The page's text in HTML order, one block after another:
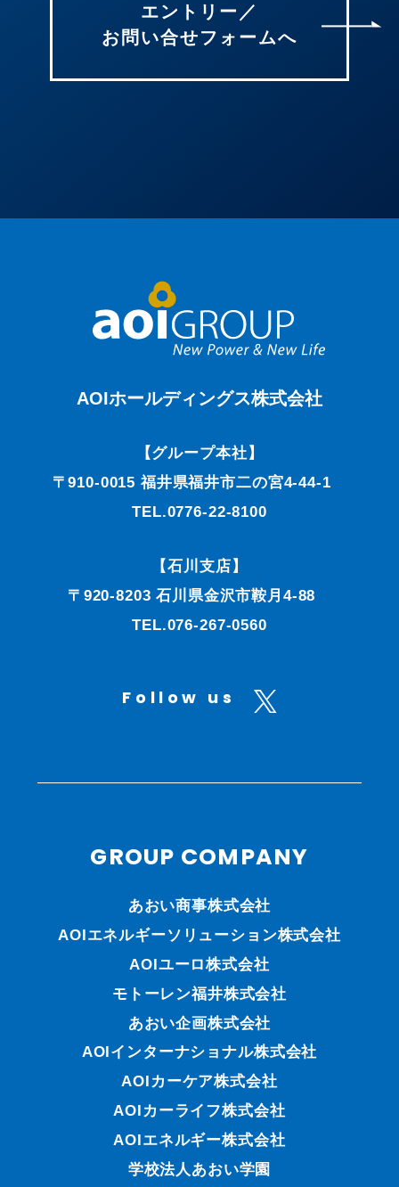
エントリー／
お問い合せフォームへ
AOIホールディングス株式会社
【グループ本社】
〒910-0015 福井県福井市二の宮4-44-1
TEL.0776-22-8100
【石川支店】
〒920-8203 石川県金沢市鞍月4-88
TEL.076-267-0560
Follow us
GROUP COMPANY
あおい商事株式会社
AOIエネルギーソリューション株式会社
AOIユーロ株式会社
モトーレン福井株式会社
あおい企画株式会社
AOIインターナショナル株式会社
AOIカーケア株式会社
AOIカーライフ株式会社
AOIエネルギー株式会社
学校法人あおい学園